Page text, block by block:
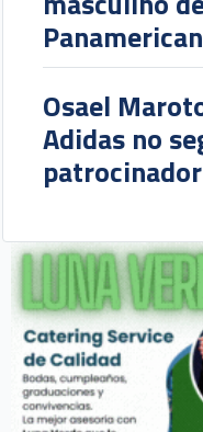
Osael
Adidas no